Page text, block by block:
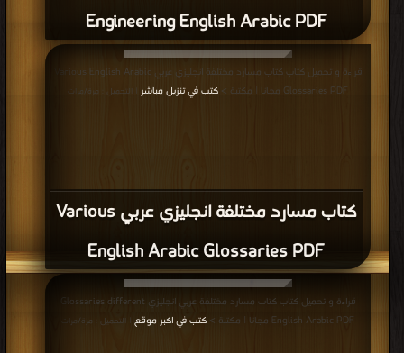
Engineering English Arabic PDF
كتاب مسارد مختلفة انجليزي عربي Various
English Arabic Glossaries PDF
قراءة و تحميل كتاب كتاب مسارد مختلفة انجليزي عربي Various English Arabic
Glossaries PDF مجانا | مكتبة >
كتب في تنزيل مباشر | التحميل : مرة/مرات
قراءة و تحميل كتاب كتاب مسارد مختلفة عربي انجليزي Glossaries different
English Arabic PDF مجانا | مكتبة >
كتب في اكبر موقع | التحميل : مرة/مرات